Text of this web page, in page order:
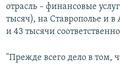
отрасль – финансовые
тысяч), на Ставрополье и в
и 43 тысячи
"Прежде всего дело в том,